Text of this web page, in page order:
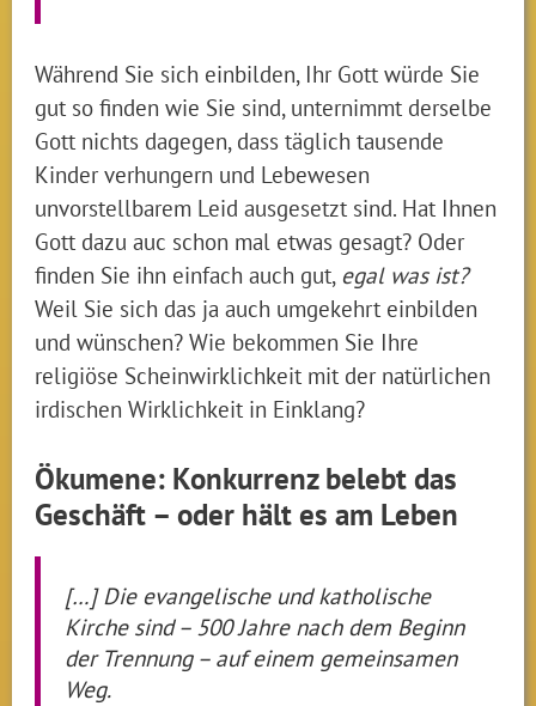
Während Sie sich einbilden, Ihr Gott würde Sie
gut so finden wie Sie sind, unternimmt derselbe
Gott nichts dagegen, dass täglich tausende
Kinder verhungern und Lebewesen
unvorstellbarem Leid ausgesetzt sind. Hat Ihnen
Gott dazu auc schon mal etwas gesagt? Oder
finden Sie ihn einfach auch gut, egal was ist?
Weil Sie sich das ja auch umgekehrt einbilden
und wünschen? Wie bekommen Sie Ihre
religiöse Scheinwirklichkeit mit der natürlichen
irdischen Wirklichkeit in Einklang?
Ökumene: Konkurrenz belebt das
Geschäft – oder hält es am Leben
[…] Die evangelische und katholische
Kirche sind – 500 Jahre nach dem Beginn
der Trennung – auf einem gemeinsamen
Weg.